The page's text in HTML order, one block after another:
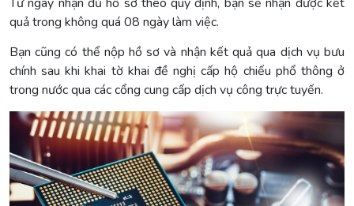
quả trong không quá 08 ngày làm việc.
Bạn cũng có thể nộp hồ sơ và nhận kết quả qua dịch vụ bưu
chính sau khi khai tờ khai đề nghị cấp hộ chiếu phổ thông ở
trong nước qua các cổng cung cấp dịch vụ công trực tuyến.